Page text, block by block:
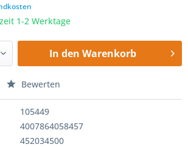
1-2 Werktage
In den Warenkorb
Bewerten
105449
4007864058457
452034500